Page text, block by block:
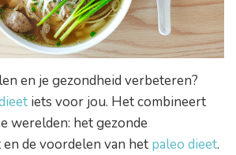
en je gezondheid verbeteren?
iets voor jou. Het combineert
werelden: het gezonde
de voordelen van het paleo dieet.